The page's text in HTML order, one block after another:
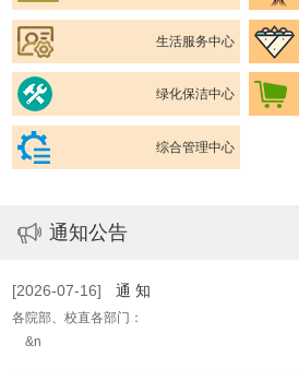
生活服务中心
绿化保洁中心
综合管理中心
通知公告
[2026-07-16] 通 知
各院部、校直各部门：
&n